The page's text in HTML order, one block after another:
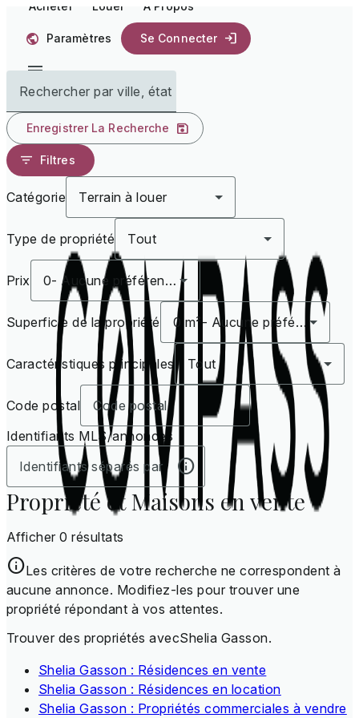
Acheter Louer À Propos
Paramètres Se Connecter
Rechercher par ville, état
Enregistrer La Recherche
Filtres
Catégorie Terrain à louer
Type de propriété Tout
Prix 0- Aucune préférence
Superficie de la propriété 0 m² - Aucune préférence
Caractéristiques principales Tout
Code postal
Identifiants MLS/annonces
Propriété et Maisons en vente
Afficher 0 résultats
Les critères de votre recherche ne correspondent à
aucune annonce. Modifiez-les pour trouver une
propriété répondant à vos attentes.
Trouver des propriétés avecShelia Gasson.
Shelia Gasson : Résidences en vente
Shelia Gasson : Résidences en location
Shelia Gasson : Propriétés commerciales à vendre